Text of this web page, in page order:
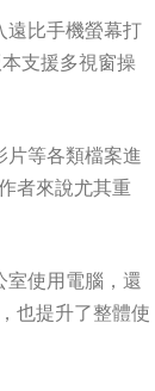
遠比手機螢幕打
支援多視窗操
片等各類檔案進
者來說尤其重
室使用電腦，還
也提升了整體使